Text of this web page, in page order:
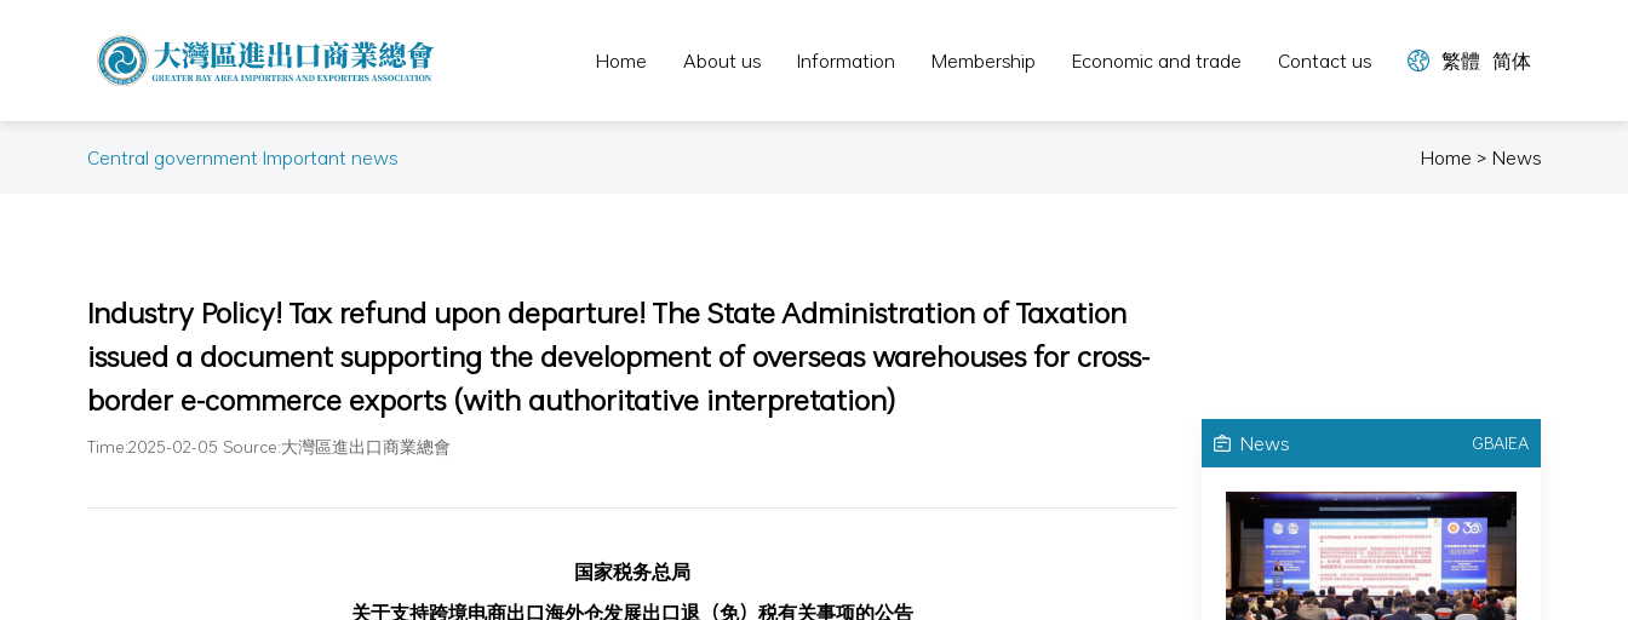
Home About us Information Membership Economic and trade Contact us 繁體 简体
Central government Important news Home > News
Industry Policy! Tax refund upon departure! The State Administration of Taxation
issued a document supporting the development of overseas warehouses for cross-
border e-commerce exports (with authoritative interpretation)
Time:2025-02-05 Source:大灣區進出口商業總會
国家税务总局
关于支持跨境电商出口海外仓发展出口退（免）税有关事项的公告
News GBAIEA